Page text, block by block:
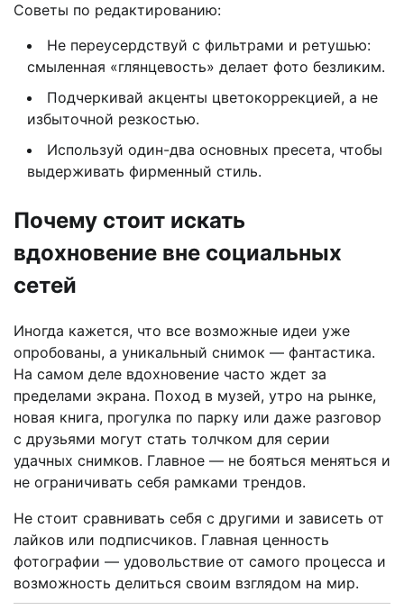
Советы по редактированию:
Не переусердствуй с фильтрами и ретушью:
смыленная «глянцевость» делает фото безликим.
Подчеркивай акценты цветокоррекцией, а не
избыточной резкостью.
Используй один-два основных пресета, чтобы
выдерживать фирменный стиль.
Почему стоит искать
вдохновение вне социальных
сетей
Иногда кажется, что все возможные идеи уже
опробованы, а уникальный снимок — фантастика.
На самом деле вдохновение часто ждет за
пределами экрана. Поход в музей, утро на рынке,
новая книга, прогулка по парку или даже разговор
с друзьями могут стать толчком для серии
удачных снимков. Главное — не бояться меняться и
не ограничивать себя рамками трендов.
Не стоит сравнивать себя с другими и зависеть от
лайков или подписчиков. Главная ценность
фотографии — удовольствие от самого процесса и
возможность делиться своим взглядом на мир.